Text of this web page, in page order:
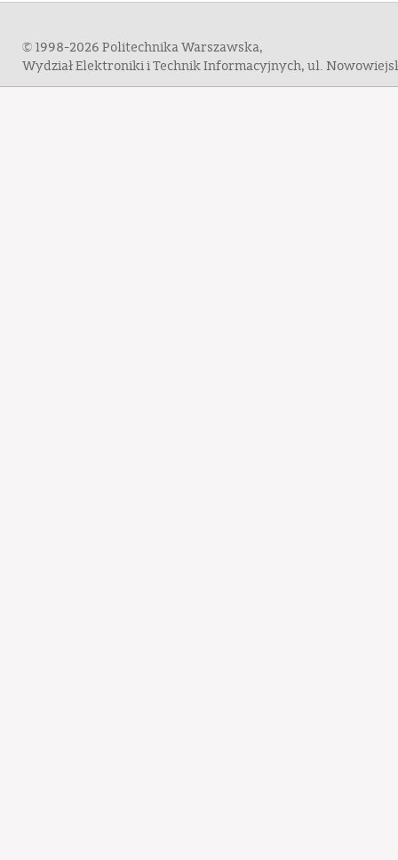
© 1998-2026 Politechnika Warszawska,
Wydział Elektroniki i Technik Informacyjnych, ul.